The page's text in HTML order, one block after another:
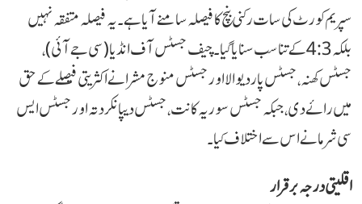
سپریم کورٹ کی سات رکنی بنچ کا فیصلہ سامنے آیا ہے۔ یہ فیصلہ متفقہ نہیں
بلکہ 4:3 کے تناسب سنایا گیا۔ چیف جسٹس آف انڈیا (سی جے آئی)،
جسٹس کھنہ، جسٹس پاردیوالا اور جسٹس منوج مشرا نے اکثریتی فیصلے کے حق
میں رائے دی، جبکہ جسٹس سوریہ کانت، جسٹس دیپانکر دتہ اور جسٹس ایس
سی شرما نے اس سے اختلاف کیا۔
اقلیتی درجہ برقرار